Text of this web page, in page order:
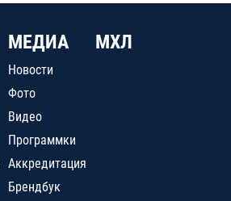
МЕДИА
Новости
Фото
Видео
Программки
Аккредитация
Брендбук
МХЛ